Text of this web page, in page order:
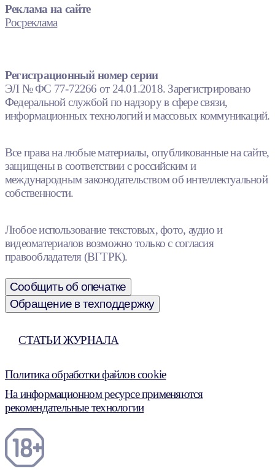
Реклама на сайте
Росреклама
Регистрационный номер серии
ЭЛ № ФС 77-72266 от 24.01.2018. Зарегистрировано
Федеральной службой по надзору в сфере связи,
информационных технологий и массовых коммуникаций.
Все права на любые материалы, опубликованные на сайте,
защищены в соответствии с российским и
международным законодательством об интеллектуальной
собственности.
Любое использование текстовых, фото, аудио и
видеоматериалов возможно только с согласия
правообладателя (ВГТРК).
Сообщить об опечатке
Обращение в техподдержку
СТАТЬИ ЖУРНАЛА
Политика обработки файлов cookie
На информационном ресурсе применяются
рекомендательные технологии